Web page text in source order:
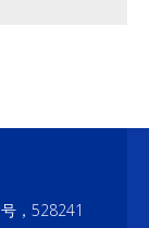
，528241